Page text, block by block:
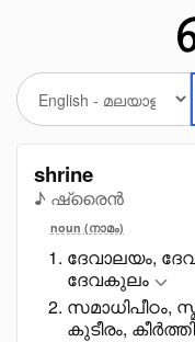
shrine
♪ ഷ്രൈൻ
noun (നാമം)
ദേവാലയം,
ദേവകുലം
സമാധിപീഠം,
കുടീരം,